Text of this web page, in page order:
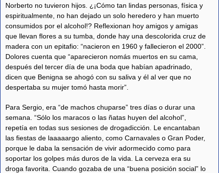
Norberto no tuvieron hijos. ¿¡Cómo tan lindas personas, física y
espiritualmente, no han dejado un solo heredero y han muerto
consumidos por el alcohol!? Reflexionan hoy amigos y amigas
que llevan flores a su tumba, donde hay una descolorida cruz de
madera con un epitafio: “nacieron en 1960 y fallecieron el 2000”.
Dolores cuenta que “aparecieron nomás muertos en su cama,
después del tercer día de una boda que habían apadrinado,
dicen que Benigna se ahogó con su saliva y él al ver que no
despertaba su mujer tomó hasta morir”.
Para Sergio, era “de machos chuparse” tres días o durar una
semana. “Sólo los maracos o las ñatas huyen del alcohol”,
repetía en todas sus sesiones de drogadicción. Le encantaban
las fiestas de laaaaargo aliento, como Carnavales o Gran Poder,
porque le daba la sensación de vivir adormecido como para
soportar los golpes más duros de la vida. La cerveza era su
droga favorita. Cuando gozaba de una “buena posición social” lo